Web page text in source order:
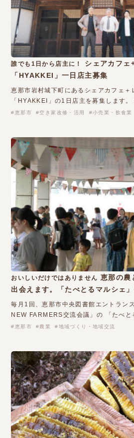
誰でも1日から店主に！
シェアカフェ
「HYAKKEI」一日店主募集
恵那市岩村城下町にあるシェアカフェ＋
「HYAKKEI」の1日店主を募集します
恵那市 空き家改修・活用 小売業・飲食業
おいしいだけではありません 恵那の農
出会えます。「たべとるマルシェ
毎月1回、恵那市中央図書館エントラン
NEW FARMERS交流会議」の 「たべ
恵那市 農業 地域づくり・地域交流